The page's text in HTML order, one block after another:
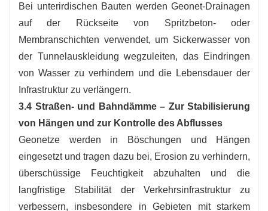
Bei unterirdischen Bauten werden Geonet-Drainagen
auf der Rückseite von Spritzbeton- oder
Membranschichten verwendet, um Sickerwasser von
der Tunnelauskleidung wegzuleiten, das Eindringen
von Wasser zu verhindern und die Lebensdauer der
Infrastruktur zu verlängern.
3.4 Straßen- und Bahndämme – Zur Stabilisierung
von Hängen und zur Kontrolle des Abflusses
Geonetze werden in Böschungen und Hängen
eingesetzt und tragen dazu bei, Erosion zu verhindern,
überschüssige Feuchtigkeit abzuhalten und die
langfristige Stabilität der Verkehrsinfrastruktur zu
verbessern, insbesondere in Gebieten mit starkem